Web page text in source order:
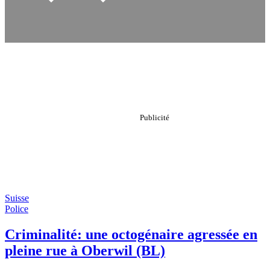
Suisse
Police
Criminalité: une octogénaire agressée en
pleine rue à Oberwil (BL)